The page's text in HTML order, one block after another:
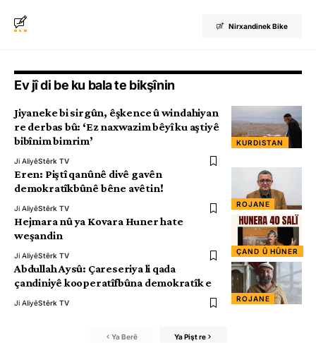
Nirxandinek Bike
Ev jî di be ku bala te bikşînin
KURDISTAN
Jiyaneke bi sirgûn, êşkence û windahiyan
re derbas bû: ‘Ez naxwazim bêyî ku aştiyê
bibînim bimrim’
Ji AliyêStêrk TV
ROJANE
Eren: Piştî qanûnê divê gavên
demokratîkbûnê bêne avêtin!
Ji AliyêStêrk TV
ÇAND Û HÛNER
Hejmara nû ya Kovara Huner hate
weşandin
Ji AliyêStêrk TV
ROJANE
Abdullah Aysû: Çareseriya li qada
çandiniyê kooperatîfbûna demokratîk e
Ji AliyêStêrk TV
Ya Berê Ya Pişt re